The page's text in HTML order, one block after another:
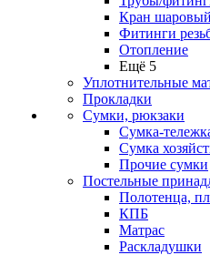
Кран шаровый
Фитинги
Отопление
Ещё 5
Уплотнительные
Прокладки
Сумки, рюкзаки
Сумка-
Сумка
Прочие сумки
Постельные
Полотенца,
КПБ
Матрас
Раскладушки